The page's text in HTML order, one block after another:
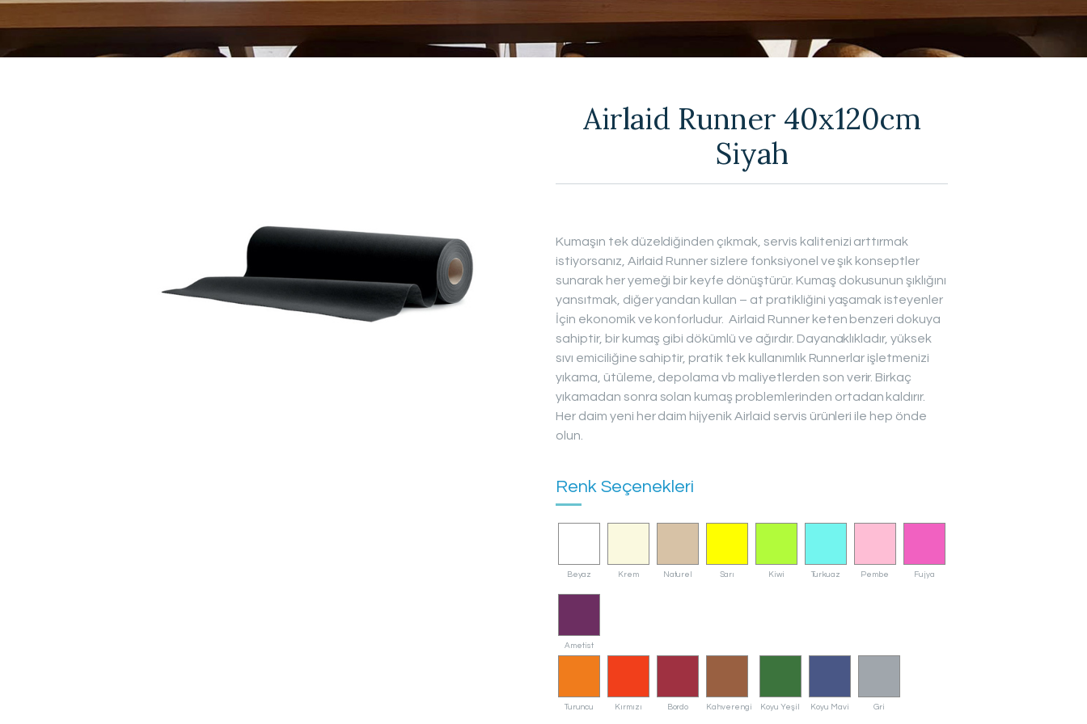
MAĞAZA
Airlaid Runner 40x120cm
Siyah
Kumaşın tek düzeldiğinden çıkmak, servis kalitenizi arttırmak
istiyorsanız, Airlaid Runner sizlere fonksiyonel ve şık konseptler
sunarak her yemeği bir keyfe dönüştürür. Kumaş dokusunun şıklığını
yansıtmak, diğer yandan kullan – at pratikliğini yaşamak isteyenler
İçin ekonomik ve konforludur. Airlaid Runner keten benzeri dokuya
sahiptir, bir kumaş gibi dökümlü ve ağırdır. Dayanaklıkladır, yüksek
sıvı emiciliğine sahiptir, pratik tek kullanımlık Runnerlar işletmenizi
yıkama, ütüleme, depolama vb maliyetlerden son verir. Birkaç
yıkamadan sonra solan kumaş problemlerinden ortadan kaldırır.
Her daim yeni her daim hijyenik Airlaid servis ürünleri ile hep önde
olun.
Renk Seçenekleri
Beyaz Krem Naturel Sarı Kiwi Turkuaz Pembe Fujya
Ametist
Turuncu Kırmızı Bordo Kahverengi Koyu Yeşil Koyu Mavi Gri